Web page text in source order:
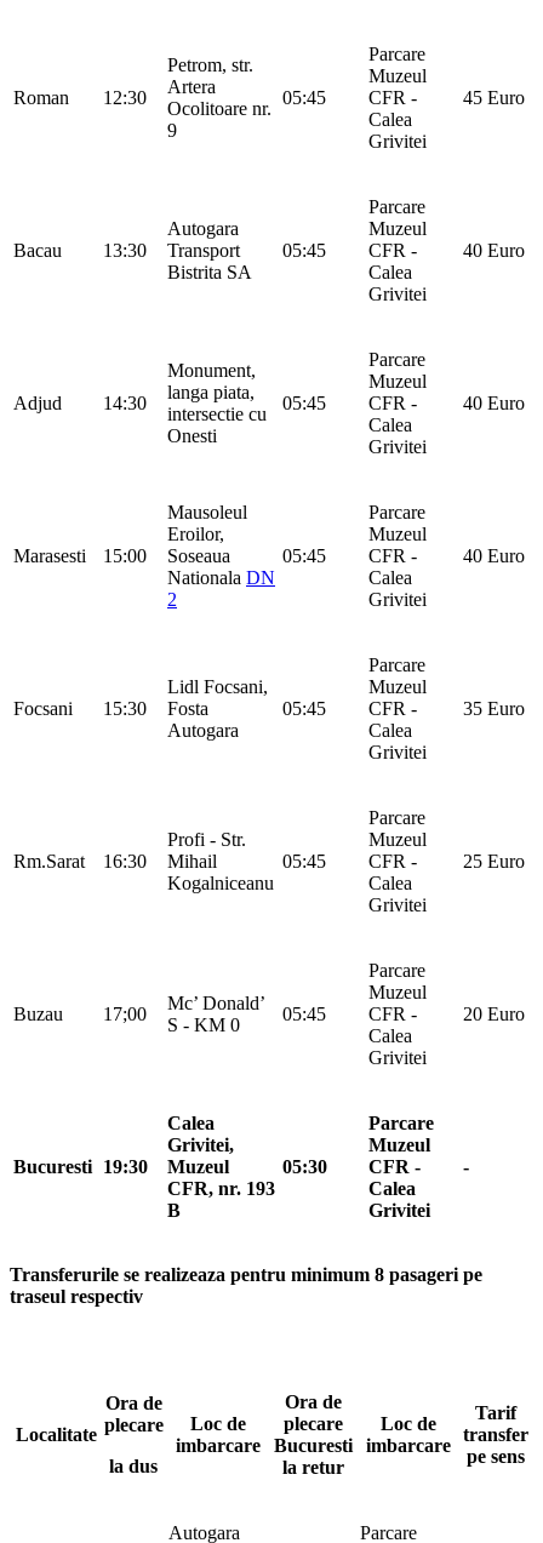
Roman 12:30
Petrom, str.
Artera
Ocolitoare nr.
9
05:45
Parcare
Muzeul
CFR -
Calea
Grivitei
45 Euro
Bacau 13:30
Autogara
Transport
Bistrita SA
05:45
Parcare
Muzeul
CFR -
Calea
Grivitei
40 Euro
Adjud 14:30
Monument,
langa piata,
intersectie cu
Onesti
05:45
Parcare
Muzeul
CFR -
Calea
Grivitei
40 Euro
Marasesti 15:00
Mausoleul
Eroilor,
Soseaua
Nationala DN
2
05:45
Parcare
Muzeul
CFR -
Calea
Grivitei
40 Euro
Focsani 15:30
Lidl Focsani,
Fosta
Autogara
05:45
Parcare
Muzeul
CFR -
Calea
Grivitei
35 Euro
Rm.Sarat 16:30
Profi - Str.
Mihail
Kogalniceanu
05:45
Parcare
Muzeul
CFR -
Calea
Grivitei
25 Euro
Buzau 17;00
Mc’ Donald’
S - KM 0
05:45
Parcare
Muzeul
CFR -
Calea
Grivitei
20 Euro
Bucuresti 19:30
Calea
Grivitei,
Muzeul
CFR, nr. 193
B
05:30
Parcare
Muzeul
CFR -
Calea
Grivitei
-
Transferurile se realizeaza pentru minimum 8 pasageri pe
traseul respectiv
Localitate
Ora de
plecare
la dus
Loc de
imbarcare
Ora de
plecare
Bucuresti
la retur
Loc de
imbarcare
Tarif
transfer
pe sens
Autogara
Parcare